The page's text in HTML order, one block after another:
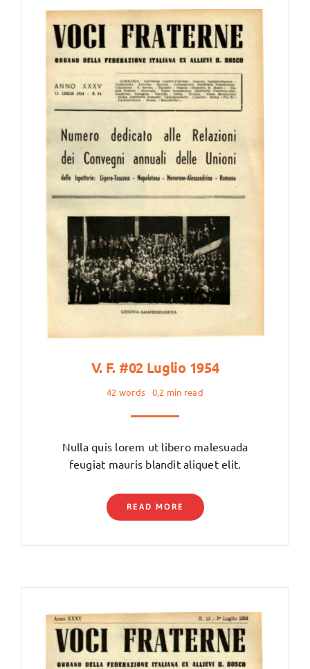
V. F. #02 Luglio 1954
42 words 0,2 min read
Nulla quis lorem ut libero malesuada
feugiat mauris blandit aliquet elit.
READ MORE